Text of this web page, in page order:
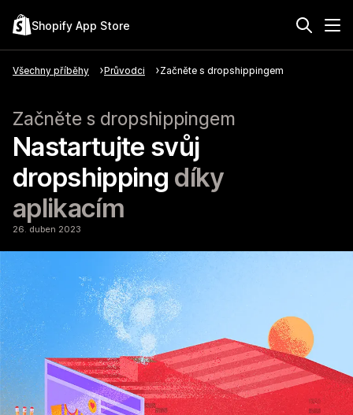
Shopify App Store
Všechny příběhy Průvodci Začněte s dropshippingem
Začněte s dropshippingem
Nastartujte svůj
dropshipping díky
aplikacím
26. duben 2023